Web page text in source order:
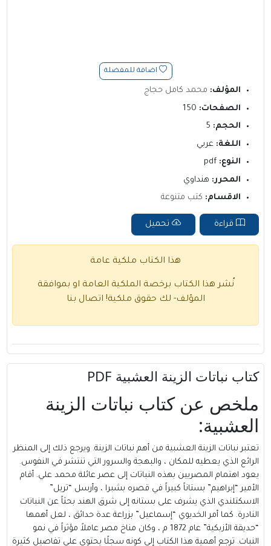
اضافة للمفضلة
المؤلف: محمد كامل حجاج
الصفحات:
الحجم:
اللغة: عربي
النوع:
المحرر: هنداوي
الاقسام: كتب متنوعة
قراءة تحميل
هذا الكتاب ملكية عامة
نُشر هذا الكتاب برخصة الملكية العامة او بموافقة
المؤلف- لك حقوق ملكية! اتصال بنا
كتاب نباتات الزينة العشبية PDF
ملخص عنكتاب نباتات الزينة
العشبية:
تعتبر نباتات الزينة العشبية من أهم نباتات الزينة. ويرجع ذلك إلى المنظر
الرائع الذي يعطيه للمكان ، والبهجة والسرور التي تنتشر في النفوس.
يعود اهتمام المصريين بهذه النباتات إلى عصر عائلة محمد علي. أقام
الأمير “إبراهيم” بستاناً كبيراً في قصره بشبرا ، وأرسل “تريل”
الاسكتلندي الذي يشرف على بستانه إلى شرق الهند بحثاً عن النباتات
النادرة. كما أمر الخديوي “إسماعيل” بزراعة عدة حدائق ، لعل أهمها
“حديقة الأزبكية” عام 1872 م ، وكان مناخ مصر عاملاً مؤثراً في نمو
النبات. ترجع أهمية هذا الكتاب إلى كونه سجلًا يحتوي على تفاصيل كثيرة